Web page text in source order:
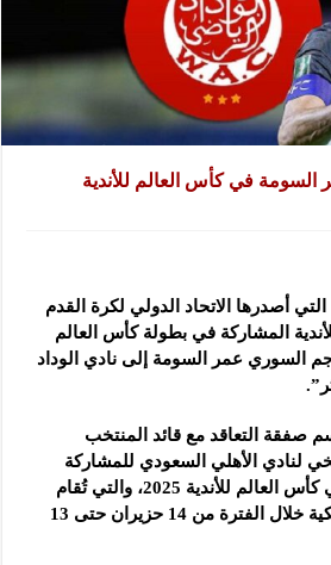
السومة في كأس العالم للأندية
أصدرها الاتحاد الدولي لكرة القدم
المشاركة في بطولة كأس العالم
السوري عمر السومة إلى نادي الوداد
صفقة التعاقد مع قائد المنتخب
لنادي الأهلي السعودي للمشاركة
ضمن صفوف الفريق في كأس العالم للأندية 2025، والتي تُقام
بالولايات المتحدة الأمريكية خلال الفترة من 14 حزيران حتى 13